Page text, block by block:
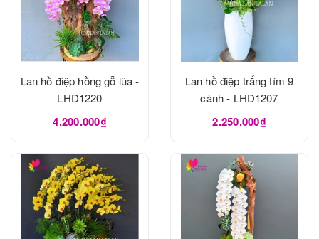
Lan hồ điệp hồng gỗ lũa -
LHD1220
4.200.000₫
Lan hồ điệp trắng tím 9
cành - LHD1207
2.250.000₫